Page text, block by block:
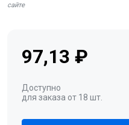
сайте
97,13 ₽
Доступно
для заказа от 18 шт.